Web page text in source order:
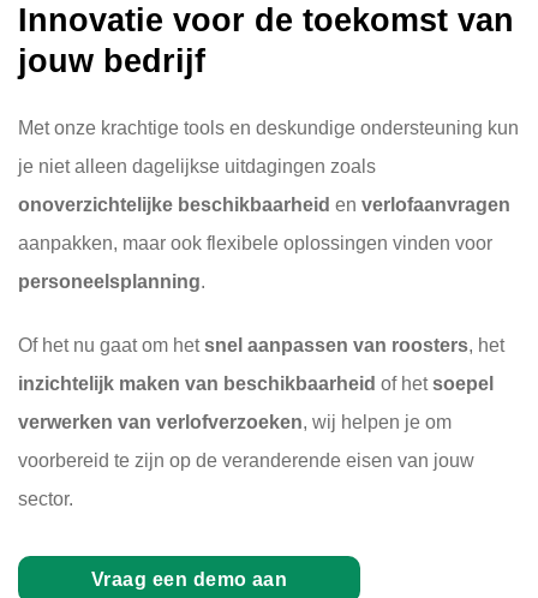
Innovatie voor de toekomst van
jouw bedrijf
Met onze krachtige tools en deskundige ondersteuning kun
je niet alleen dagelijkse uitdagingen zoals
onoverzichtelijke beschikbaarheid en verlofaanvragen
aanpakken, maar ook flexibele oplossingen vinden voor
personeelsplanning.
Of het nu gaat om hetsnel aanpassen van roosters, het
inzichtelijk maken van beschikbaarheid of hetsoepel
verwerken van verlofverzoeken, wij helpen je om
voorbereid te zijn op de veranderende eisen van jouw
sector.
Vraag een demo aan